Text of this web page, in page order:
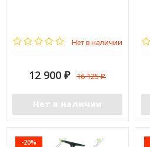
Нет в наличии
12 900 ₽ 16 125₽
Нет в наличии
-20%